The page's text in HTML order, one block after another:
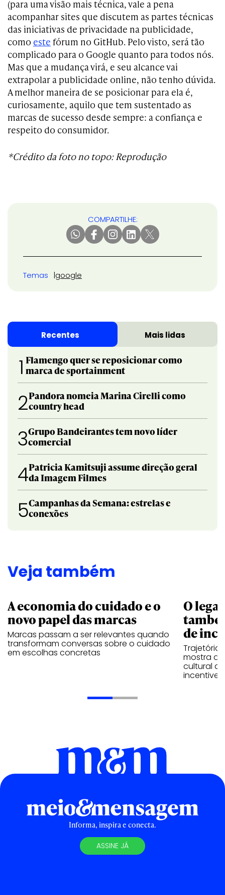
(para uma visão mais técnica, vale a pena
acompanhar sites que discutem as partes técnicas
das iniciativas de privacidade na publicidade,
como este fórum no GitHub. Pelo visto, será tão
complicado para o Google quanto para todos nós.
Mas que a mudança virá, e seu alcance vai
extrapolar a publicidade online, não tenho dúvida.
A melhor maneira de se posicionar para ela é,
curiosamente, aquilo que tem sustentado as
marcas de sucesso desde sempre: a confiança e
respeito do consumidor.
*Crédito da foto no topo: Reprodução
COMPARTILHE:
Temas google
Recentes Mais lidas
1 Flamengo quer se reposicionar como
marca de sportainment
2Pandora nomeia Marina Cirelli como
country head
3Grupo Bandeirantes tem novo líder
comercial
4Patricia Kamitsuji assume direção geral
da Imagem Filmes
5Campanhas da Semana: estrelas e
conexões
Veja também
A economia do cuidado e o
novo papel das marcas
Marcas passam a ser relevantes quando
transformam conversas sobre o cuidado
em escolhas concretas
O
de
Trajetória
mostra
cultural
incentive
Informa, inspira e conecta.
ASSINE JÁ